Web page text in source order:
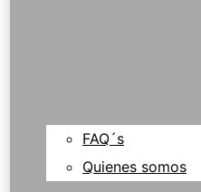
FAQ´s
Quienes somos